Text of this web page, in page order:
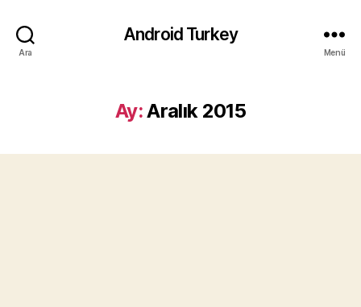
Ara
Android Turkey
Menü
Ay:Aralık 2015